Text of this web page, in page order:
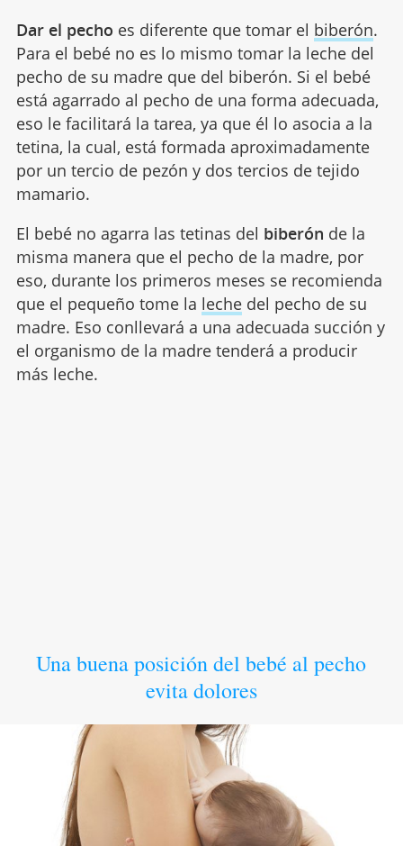
Dar el pecho es diferente que tomar el biberón.
Para el bebé no es lo mismo tomar la leche del
pecho de su madre que del biberón. Si el bebé
está agarrado al pecho de una forma adecuada,
eso le facilitará la tarea, ya que él lo asocia a la
tetina, la cual, está formada aproximadamente
por un tercio de pezón y dos tercios de tejido
mamario.
El bebé no agarra las tetinas del biberón de la
misma manera que el pecho de la madre, por
eso, durante los primeros meses se recomienda
que el pequeño tome la lechedel pecho de su
madre. Eso conllevará a una adecuada succión y
el organismo de la madre tenderá a producir
más leche.
Una buena posición del bebé al pecho
evita dolores